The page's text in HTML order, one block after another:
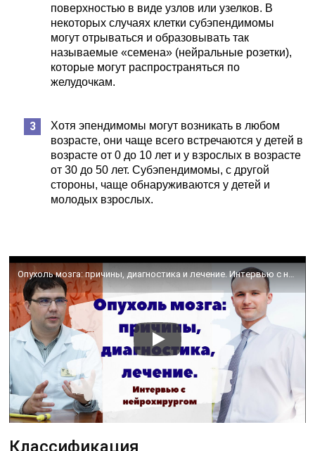
поверхностью в виде узлов или узелков. В
некоторых случаях клетки субэпендимомы
могут отрываться и образовывать так
называемые «семена» (нейральные розетки),
которые могут распространяться по
желудочкам.
Хотя эпендимомы могут возникать в любом
возрасте, они чаще всего встречаются у детей в
возрасте от 0 до 10 лет и у взрослых в возрасте
от 30 до 50 лет. Субэпендимомы, с другой
стороны, чаще обнаруживаются у детей и
молодых взрослых.
Классификация